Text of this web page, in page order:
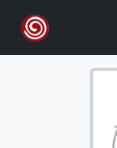
Skip to main content